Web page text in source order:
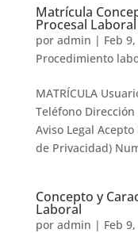
Matrícula
Procesal Laboral
por admin | Feb
Procedimiento
MATRÍCULA
Teléfono
Aviso Legal
de Privacidad)
Concepto y
Laboral
por admin | Feb